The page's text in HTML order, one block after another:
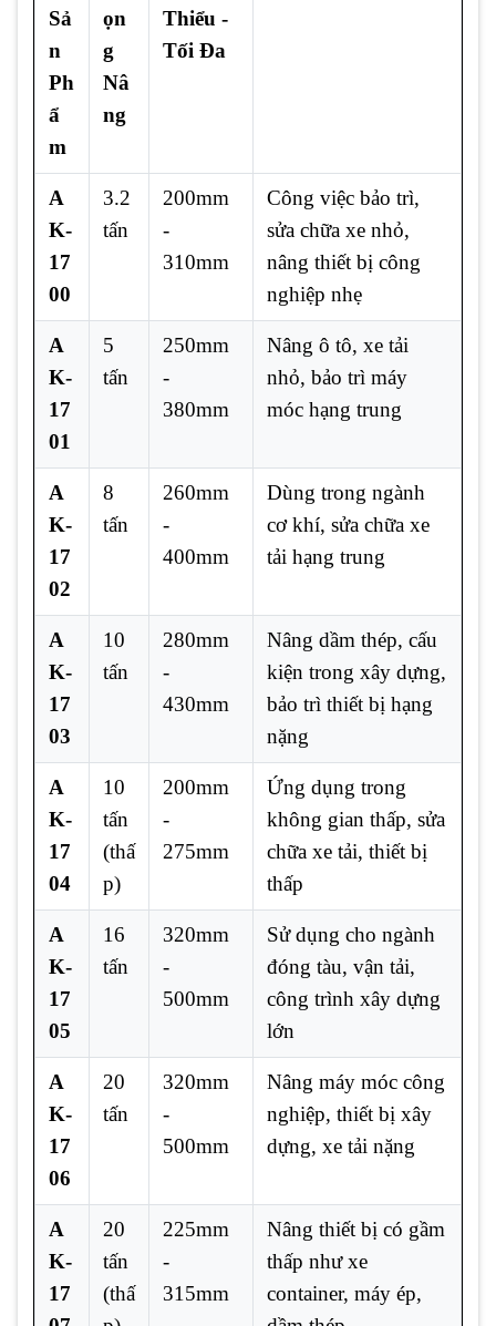
Sả
n
Ph
ẩ
m
ọn
g
Nâ
ng
Thiểu -
Tối Đa
A
K-
17
00
3.2
tấn
200mm
-
310mm
Công việc bảo trì,
sửa chữa xe nhỏ,
nâng thiết bị công
nghiệp nhẹ
A
K-
17
01
5
tấn
250mm
-
380mm
Nâng ô tô, xe tải
nhỏ, bảo trì máy
móc hạng trung
A
K-
17
02
8
tấn
260mm
-
400mm
Dùng trong ngành
cơ khí, sửa chữa xe
tải hạng trung
A
K-
17
03
10
tấn
280mm
-
430mm
Nâng dầm thép, cấu
kiện trong xây dựng,
bảo trì thiết bị hạng
nặng
A
K-
17
04
10
tấn
(thấ
p)
200mm
-
275mm
Ứng dụng trong
không gian thấp, sửa
chữa xe tải, thiết bị
thấp
A
K-
17
05
16
tấn
320mm
-
500mm
Sử dụng cho ngành
đóng tàu, vận tải,
công trình xây dựng
lớn
A
K-
17
06
20
tấn
320mm
-
500mm
Nâng máy móc công
nghiệp, thiết bị xây
dựng, xe tải nặng
A
K-
17
20
tấn
(thấ
225mm
-
315mm
Nâng thiết bị có gầm
thấp như xe
container, máy ép,